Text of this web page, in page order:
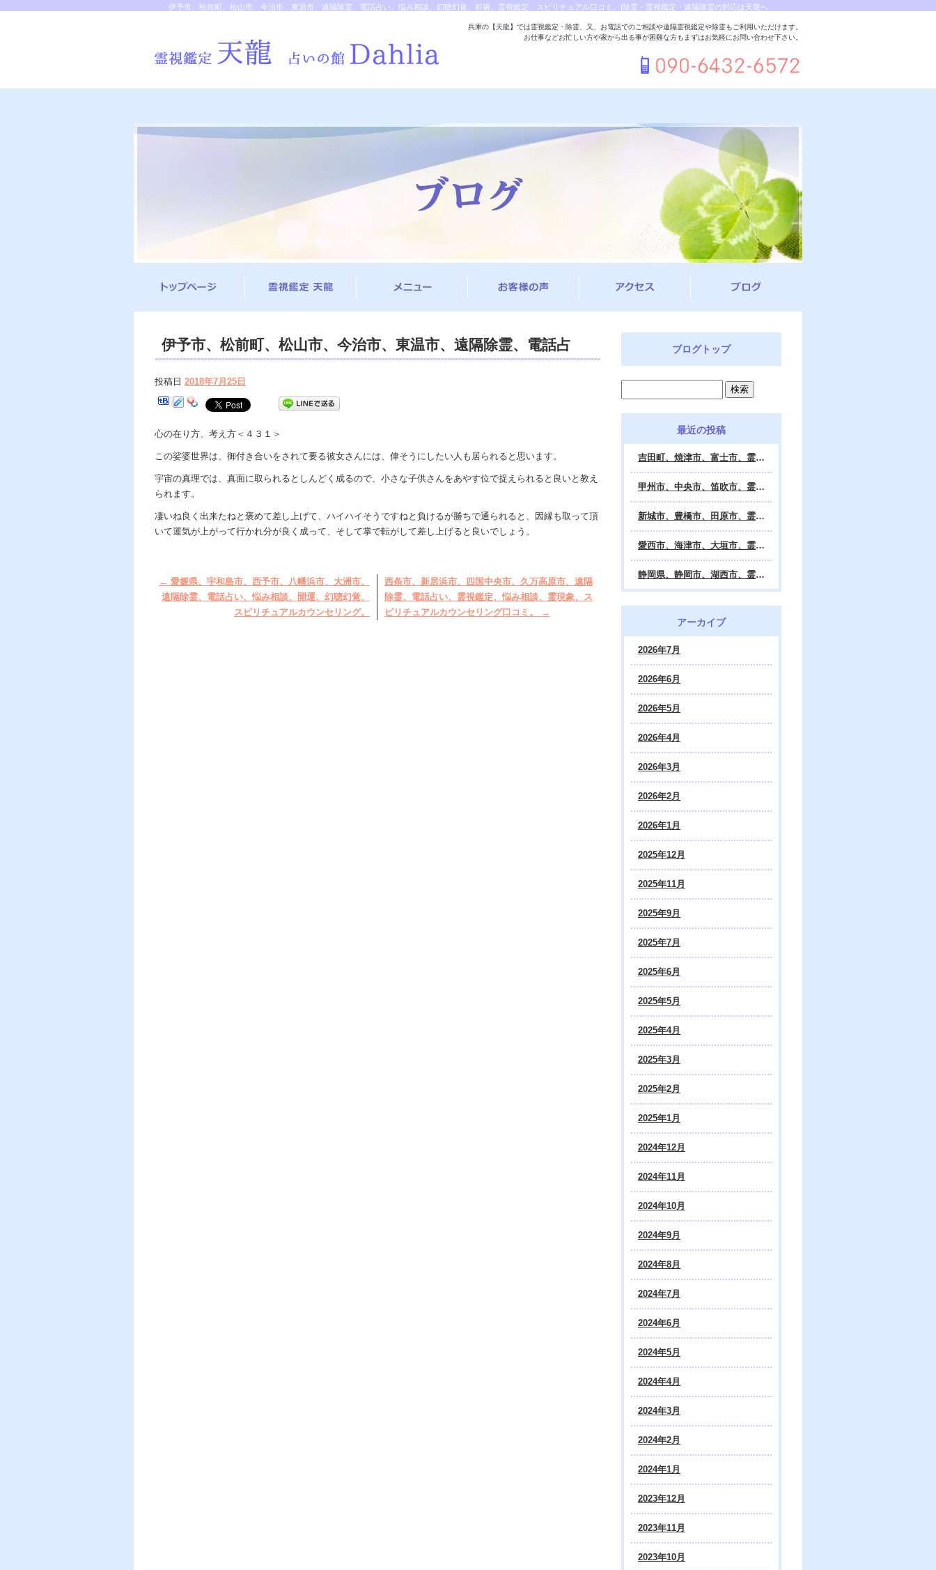
伊予市、松前町、松山市、今治市、東温市、遠隔除霊、電話占い、悩み相談、幻聴幻覚、祈祷、霊視鑑定、スピリチュアル口コミ。|除霊・霊視鑑定・遠隔除霊の対応は天龍へ
兵庫の【天龍】では霊視鑑定・除霊、又、お電話でのご相談や遠隔霊視鑑定や除霊もご利用いただけます。
お仕事などお忙しい方や家から出る事が困難な方もまずはお気軽にお問い合わせ下さい。
伊予市、松前町、松山市、今治市、東温市、遠隔除霊、電話占
ミ。
投稿日 2018年7月25日
心の在り方、考え方＜４３１＞
この娑婆世界は、御付き合いをされて要る彼女さんには、偉そうにしたい人も居られると思います。
宇宙の真理では、真面に取られるとしんどく成るので、小さな子供さんをあやす位で捉えられると良いと教え
られます。
凄いね良く出来たねと褒めて差し上げて、ハイハイそうですねと負けるが勝ちで通られると、因縁も取って頂
いて運気が上がって行かれ分が良く成って、そして掌で転がして差し上げると良いでしょう。
← 愛媛県、宇和島市、西予市、八幡浜市、大洲市、
遠隔除霊、電話占い、悩み相談、開運、幻聴幻覚、
スピリチュアルカウンセリング。
西条市、新居浜市、四国中央市、久万高原市、遠隔
除霊、電話占い、霊視鑑定、悩み相談、霊現象、ス
ピリチュアルカウンセリング口コミ。
→
ブログトップ
最近の投稿
吉田町、焼津市、富士市、霊視鑑定 天龍・占いの館 Dahlia、対面・電話・オンライン鑑定、除霊、霊視鑑定、遠隔 除霊 口コミ、浄霊、交霊、祈祷、御祓い、四柱推命、姓名判断・九星気学・易・タロット・手相・数秘術・動物占い・姓名学・命運鑑定、開運、不安・苦痛・恐怖、悩み相談、スピリチュアルカウンセラー、ヒーリング、霊気治療、霊能力者、霊媒師、天龍知裕著、幸せを求めて、天の神様 VS 地獄の神様、宇宙の真理で未来は希望の光、この世で天国 あの世で天国、天龍知裕ブログ。
甲州市、中央市、笛吹市、霊視鑑定 天龍・占いの館 Dahlia、対面・電話・オンライン鑑定、除霊、霊視鑑定、遠隔 除霊 口コミ、浄霊、交霊、祈祷、御祓い、四柱推命、姓名判断・九星気学・易・タロット・手相・数秘術・動物占い・姓名学・命運鑑定、開運、不安・苦痛・恐怖、悩み相談、スピリチュアルカウンセラー、ヒーリング、霊気治療、霊能力者、霊媒師、天龍知裕著、幸せを求めて、天の神様 VS 地獄の神様、宇宙の真理で未来は希望の光、この世で天国 あの世で天国、天龍知裕ブログ。
新城市、豊橋市、田原市、霊視鑑定 天龍・占いの館 Dahlia、対面・電話・オンライン鑑定、除霊、霊視鑑定、遠隔 除霊 口コミ、浄霊、交霊、祈祷、御祓い、四柱推命、姓名判断・九星気学・易・タロット・手相・数秘術・動物占い・姓名学・命運鑑定、開運、不安・苦痛・恐怖、悩み相談、スピリチュアルカウンセラー、ヒーリング、霊能力者、霊媒師、天龍知裕著、幸せを求めて、天の神様 VS 地獄の神様、宇宙の真理で未来は希望の光、この世で天国 あの世で天国、天龍知裕ブログ。
愛西市、海津市、大垣市、霊視鑑定 天龍・占いの館 Dahlia、対面・電話・オンライン鑑定、遠隔 除霊 口コミ、浄霊、交霊、祈祷、御祓い、四柱推命、姓名判断・九星気学・易・タロット・手相・数秘術・動物占い・姓名学・命運鑑定、開運、不安・苦痛・恐怖、悩み相談、スピリチュアルカウンセラー、ヒーリング、霊能力者、霊媒師、天龍知裕著、幸せを求めて、天の神様 VS 地獄の神様、宇宙の真理で未来は希望の光、この世で天国 あの世で天国、天龍知裕ブログ。
静岡県、静岡市、湖西市、霊視鑑定 天龍・占いの館 Dahlia、対面・電話・オンライン鑑定、除霊、霊視鑑定、遠隔 除霊 口コミ、浄霊、交霊、祈祷、御祓い、四柱推命、姓名判断・九星気学・易・タロット・手相・数秘術・動物占い・姓名学・命運鑑定、開運、不安・苦痛・恐怖、悩み相談、スピリチュアルカウンセラー、ヒーリング、霊気治療、霊能力者、霊媒師、天龍知裕著、幸せを求めて、天の神様 VS 地獄の神様、宇宙の真理で未来は希望の光、この世で天国 あの世で天国、天龍知裕ブログ。
アーカイブ
2026年7月
2026年6月
2026年5月
2026年4月
2026年3月
2026年2月
2026年1月
2025年12月
2025年11月
2025年9月
2025年7月
2025年6月
2025年5月
2025年4月
2025年3月
2025年2月
2025年1月
2024年12月
2024年11月
2024年10月
2024年9月
2024年8月
2024年7月
2024年6月
2024年5月
2024年4月
2024年3月
2024年2月
2024年1月
2023年12月
2023年11月
2023年10月